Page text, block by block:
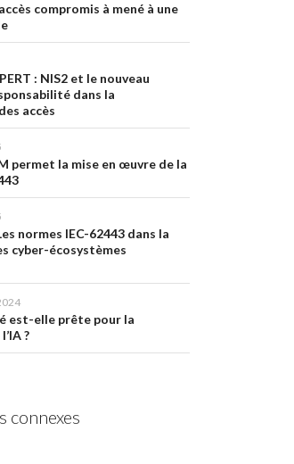
compromis à mené à une
: NIS2 et le nouveau
dans la
accès
permet la mise en œuvre de la
normes IEC-62443 dans la
cyber-écosystèmes
est-elle prête pour la
?
connexes